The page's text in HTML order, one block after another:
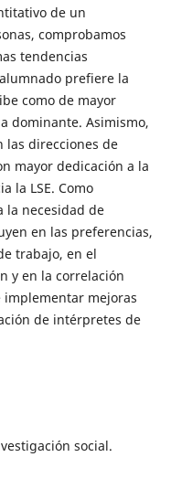
de un
comprobamos
tendencias
prefiere la
como de mayor
dominante. Asimismo,
las direcciones de
mayor dedicación a la
la LSE. Como
la necesidad de
en las preferencias,
trabajo, en el
y en la correlación
implementar mejoras
de intérpretes de
social.